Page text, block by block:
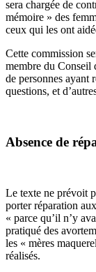
sera chargée de
mémoire » des
ceux qui les ont
Cette commission
membre du Conseil
de personnes ayant
questions, et
Absence de
Le texte ne prévoit
porter réparation
« parce qu’il n’y
pratiqué des
les « mères
réalisés.